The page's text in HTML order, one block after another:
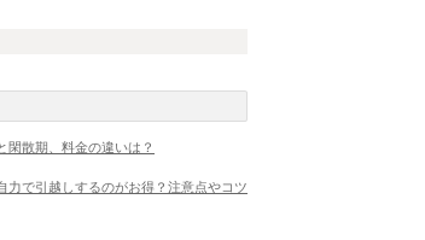
閑散期、料金の違いは？
力で引越しするのがお得？注意点やコツ